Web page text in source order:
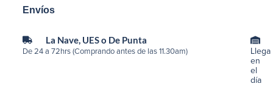
Envíos
La Nave, UES o De Punta
De 24 a 72hrs (Comprando antes de las 11.30am)
Llega
en
el
día